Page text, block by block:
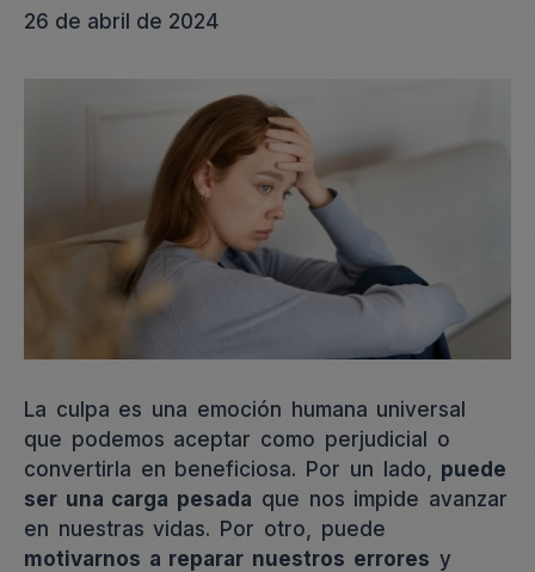
26 de abril de 2024
La culpa es una emoción humana universal
que podemos aceptar como perjudicial o
convertirla en beneficiosa. Por un lado, puede
ser una carga pesada que nos impide avanzar
en nuestras vidas. Por otro, puede
motivarnos a reparar nuestros errores y